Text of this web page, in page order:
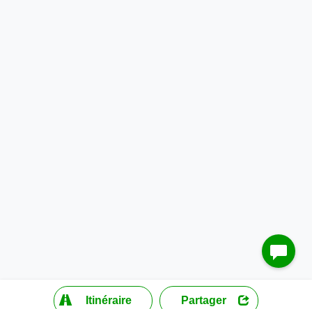
MapLibre OpenStreetMap contributors
Itinéraire Partager